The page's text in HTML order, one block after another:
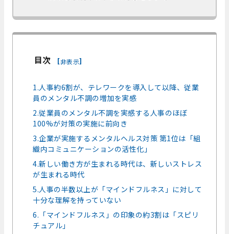
目次 [非表示]
1.人事約6割が、テレワークを導入して以降、従業
員のメンタル不調の増加を実感
2.従業員のメンタル不調を実感する人事のほぼ
100%が対策の実施に前向き
3.企業が実施するメンタルヘルス対策 第1位は「組
織内コミュニケーションの活性化」
4.新しい働き方が生まれる時代は、新しいストレス
が生まれる時代
5.人事の半数以上が「マインドフルネス」に対して
十分な理解を持っていない
6.「マインドフルネス」の印象の約3割は「スピリ
チュアル」